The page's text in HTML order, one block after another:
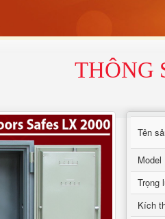
THÔNG
Tên
Model
Trọng
Kích